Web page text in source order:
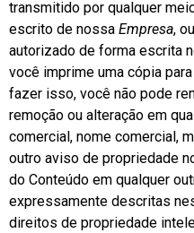
transmitido por qualquer
escrito de nossa Empresa,
autorizado de forma escrita
você imprime uma cópia
fazer isso, você não pode
remoção ou alteração em
comercial, nome comercial,
outro aviso de propriedade
do Conteúdo em qualquer
expressamente descritas
direitos de propriedade